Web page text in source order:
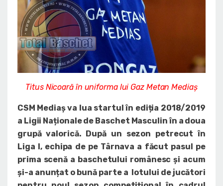
Titus Nicoară în uniforma lui Gaz Metan Mediaș
CSM Mediaș va lua startul în ediția 2018/2019
a Ligii Naționale de Baschet Masculin în a doua
grupă valorică. După un sezon petrecut în
Liga I, echipa de pe Târnava a făcut pasul pe
prima scenă a baschetului românesc și acum
și-a anunțat o bună parte a lotului de jucători